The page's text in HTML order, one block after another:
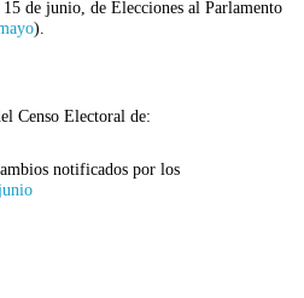
de junio, de Elecciones al Parlamento
).
Censo Electoral de:
notificados por los